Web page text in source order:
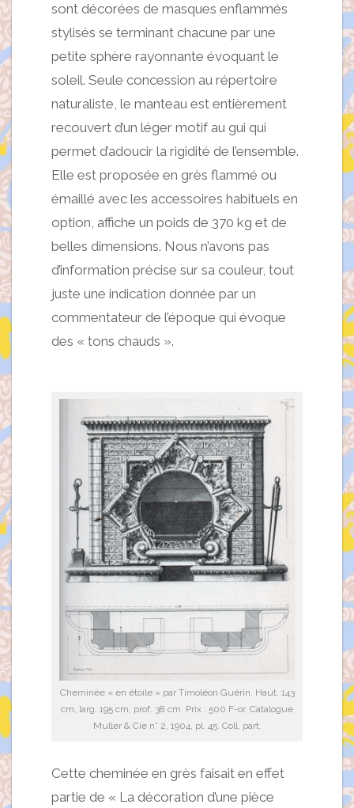
sont décorées de masques enflammés
stylisés se terminant chacune par une
petite sphère rayonnante évoquant le
soleil. Seule concession au répertoire
naturaliste, le manteau est entièrement
recouvert d’un léger motif au gui qui
permet d’adoucir la rigidité de l’ensemble.
Elle est proposée en grès flammé ou
émaillé avec les accessoires habituels en
option, affiche un poids de 370 kg et de
belles dimensions. Nous n’avons pas
d’information précise sur sa couleur, tout
juste une indication donnée par un
commentateur de l’époque qui évoque
des « tons chauds ».
Cheminée « en étoile » par Timoléon Guérin. Haut. 143
cm, larg. 195 cm, prof. 38 cm. Prix : 500 F-or. Catalogue
Muller & Cie n° 2, 1904, pl. 45. Coll. part.
Cette cheminée en grès faisait en effet
partie de « La décoration d’une pièce